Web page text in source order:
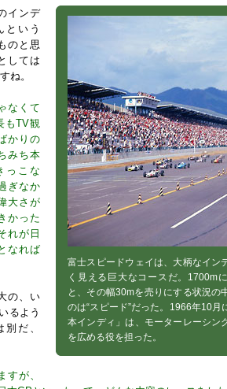
富士スピードウェイは、大柄なイン
く見える巨大なコースだ。1700m
と、その幅30mを売りにする状況の
のは“スピード”だった。1966年10月
本インディ」は、モーターレーシン
を広める役を担った。
インデ
という
のと思
しては
ね。
なくて
もTV観
かりの
みち本
っこな
ぎなか
大さが
かった
れが日
なれば
の、い
るよう
だ、
すが、